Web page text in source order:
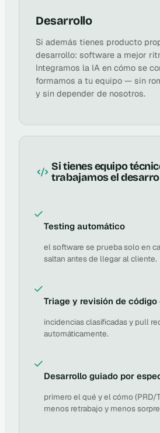
Desarrollo
Si además tienes producto
desarrollo: software a mejor
Integramos la IA en cómo se
formamos a tu equipo — sin
y sin depender de nosotros.
Si tienes equipo
trabajamos el
Testing automático
el software se prueba solo en
saltan antes de llegar al cliente.
Triage y revisión de código
incidencias clasificadas y pull
automáticamente.
Desarrollo guiado por
primero el qué y el cómo (PRD/
menos retrabajo y menos